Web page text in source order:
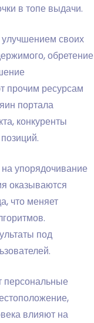
в топе выдачи.
своих
обретение
прочим ресурсам
портала
конкуренты
упорядочивание
оказываются
что меняет
под
персональные
влияют на